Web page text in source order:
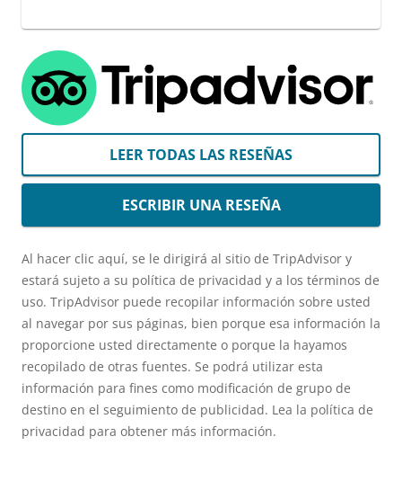
LEER TODAS LAS RESEÑAS
ESCRIBIR UNA RESEÑA
Al hacer clic aquí, se le dirigirá al sitio de TripAdvisor y
estará sujeto a su política de privacidad y a los términos de
uso. TripAdvisor puede recopilar información sobre usted
al navegar por sus páginas, bien porque esa información la
proporcione usted directamente o porque la hayamos
recopilado de otras fuentes. Se podrá utilizar esta
información para fines como modificación de grupo de
destino en el seguimiento de publicidad. Lea la política de
privacidad para obtener más información.